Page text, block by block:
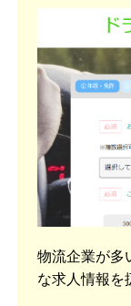
物流企業が多
な求人情報を